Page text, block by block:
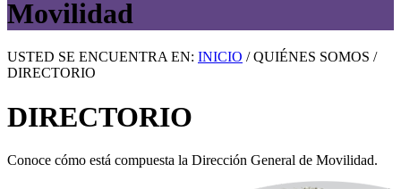
Movilidad
USTED SE ENCUENTRA EN: INICIO / QUIÉNES SOMOS /
DIRECTORIO
DIRECTORIO
Conoce cómo está compuesta la Dirección General de Movilidad.